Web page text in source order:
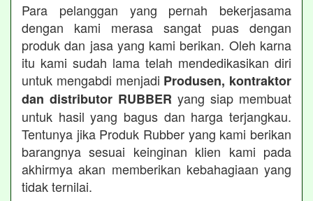
Para pelanggan yang pernah bekerjasama
dengan kami merasa sangat puas dengan
produk dan jasa yang kami berikan. Oleh karna
itu kami sudah lama telah mendedikasikan diri
untuk mengabdi menjadi Produsen, kontraktor
dan distributor RUBBER yang siap membuat
untuk hasil yang bagus dan harga terjangkau.
Tentunya jika Produk Rubber yang kami berikan
barangnya sesuai keinginan klien kami pada
akhirmya akan memberikan kebahagiaan yang
tidak ternilai.